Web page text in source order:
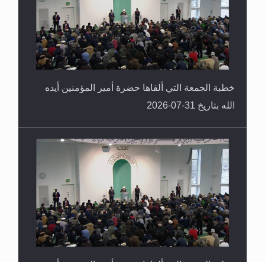
خطبة الجمعة التي ألقاها حضرة أمير المؤمنين أيده
الله بتاريخ 31-07-2026